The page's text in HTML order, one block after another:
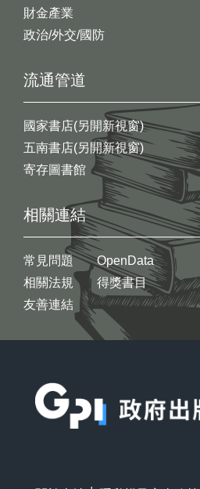
財金產業
政治/外交/國防
流通管道
國家書店(另開新視窗)
五南書店(另開新視窗)
寄存圖書館
相關連結
常見問題
相關法規
友善連結
OpenData
得獎書目